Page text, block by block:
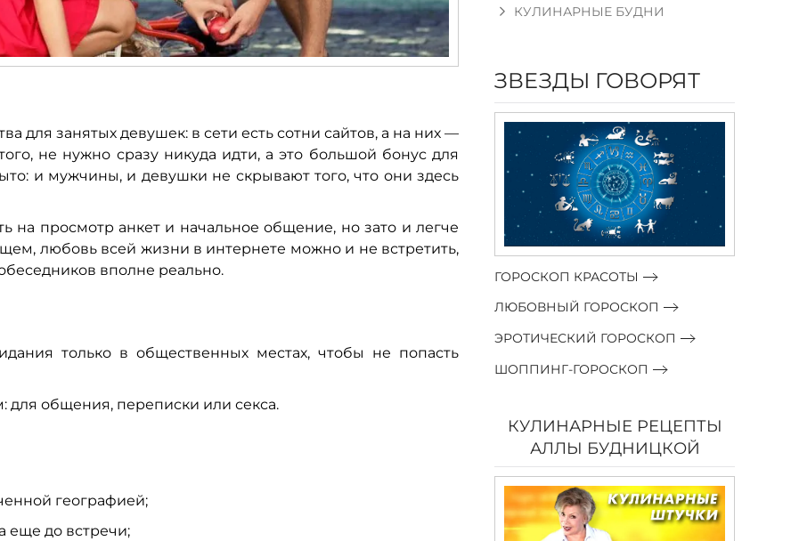
для занятых девушек: в сети есть сотни сайтов, а на них —
не нужно сразу никуда идти, а это большой бонус для
и мужчины, и девушки не скрывают того, что они здесь
на просмотр анкет и начальное общение, но зато и легче
любовь всей жизни в интернете можно и не встретить,
вполне реально.
только в общественных местах, чтобы не попасть
общения, переписки или секса.
географией;
еще до встречи;
КУЛИНАРНЫЕ БУДНИ
ЗВЕЗДЫ ГОВОРЯТ
ГОРОСКОП КРАСОТЫ
ЛЮБОВНЫЙ ГОРОСКОП
ЭРОТИЧЕСКИЙ ГОРОСКОП
ШОППИНГ-ГОРОСКОП
КУЛИНАРНЫЕ РЕЦЕПТЫ
АЛЛЫ БУДНИЦКОЙ